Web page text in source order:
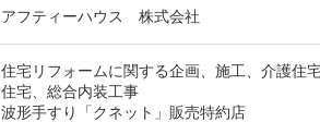
アフティーハウス 株式会社
住宅リフォームに関する企画、施工、介護住
住宅、総合内装工事
波形手すり「クネット」販売特約店